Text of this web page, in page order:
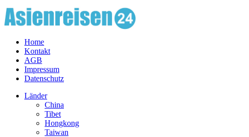
Home
Kontakt
AGB
Impressum
Datenschutz
Länder
China
Tibet
Hongkong
Taiwan